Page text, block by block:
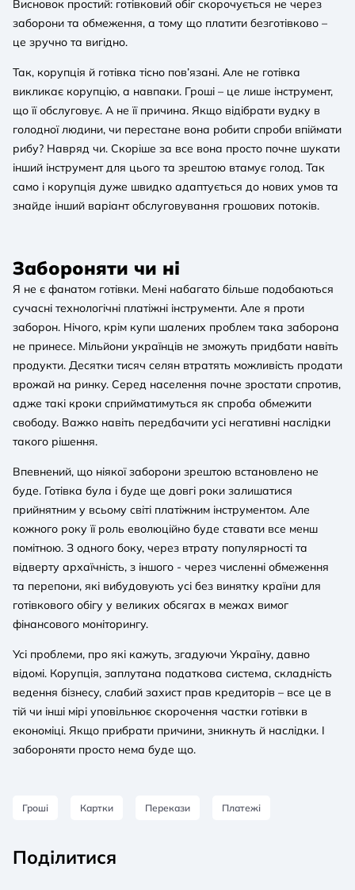
Висновок простий: готівковий обіг скорочується не через
заборони та обмеження, а тому що платити безготівково –
це зручно та вигідно.
Так, корупція й готівка тісно пов’язані. Але не готівка
викликає корупцію, а навпаки. Гроші – це лише інструмент,
що її обслуговує. А не її причина. Якщо відібрати вудку в
голодної людини, чи перестане вона робити спроби впіймати
рибу? Навряд чи. Скоріше за все вона просто почне шукати
інший інструмент для цього та зрештою втамує голод. Так
само і корупція дуже швидко адаптується до нових умов та
знайде інший варіант обслуговування грошових потоків.
Забороняти чи ні
Я не є фанатом готівки. Мені набагато більше подобаються
сучасні технологічні платіжні інструменти. Але я проти
заборон. Нічого, крім купи шалених проблем така заборона
не принесе. Мільйони українців не зможуть придбати навіть
продукти. Десятки тисяч селян втратять можливість продати
врожай на ринку. Серед населення почне зростати спротив,
адже такі кроки сприйматимуться як спроба обмежити
свободу. Важко навіть передбачити усі негативні наслідки
такого рішення.
Впевнений, що ніякої заборони зрештою встановлено не
буде. Готівка була і буде ще довгі роки залишатися
прийнятним у всьому світі платіжним інструментом. Але
кожного року її роль еволюційно буде ставати все менш
помітною. З одного боку, через втрату популярності та
відверту архаїчність, з іншого - через численні обмеження
та перепони, які вибудовують усі без винятку країни для
готівкового обігу у великих обсягах в межах вимог
фінансового моніторингу.
Усі проблеми, про які кажуть, згадуючи Україну, давно
відомі. Корупція, заплутана податкова система, складність
ведення бізнесу, слабий захист прав кредиторів – все це в
тій чи інші мірі уповільнює скорочення частки готівки в
економіці. Якщо прибрати причини, зникнуть й наслідки. І
забороняти просто нема буде що.
Гроші Картки Перекази Платежі
Поділитися